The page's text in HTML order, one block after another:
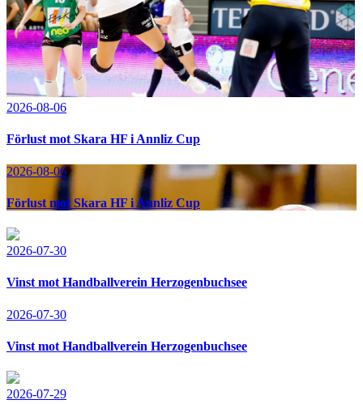
2026-08-06
Förlust mot Skara HF i Annliz Cup
2026-08-06
Förlust mot Skara HF i Annliz Cup
2026-07-30
Vinst mot Handballverein Herzogenbuchsee
2026-07-30
Vinst mot Handballverein Herzogenbuchsee
2026-07-29